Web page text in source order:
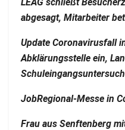
abgesagt, Mitarbeiter
Update Coronavirusfall
Abklärungsstelle ein,
JobRegional-Messe in
Frau aus Senftenberg